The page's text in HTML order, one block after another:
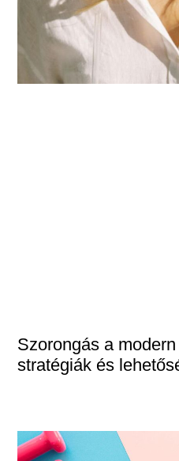
Szorongás a
stratégiák és